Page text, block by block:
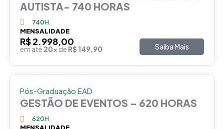
AUTISTA- 740 HORAS
740H
MENSALIDADE
R$ 2.998,00
em até 20xde R$ 149,90 Saiba Mais
Pós-Graduação EAD
GESTÃO DE EVENTOS – 620 HORAS
620H